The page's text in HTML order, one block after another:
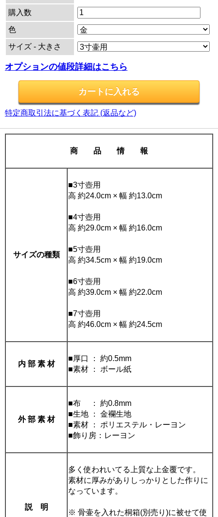
購入数
色
サイズ - 大きさ
オプションの値段詳細はこちら
特定商取引法に基づく表記 (返品など)
商 品 情 報
サイズの種類
■3寸壺用
高 約24.0cm × 幅 約13.0cm
■4寸壺用
高 約29.0cm × 幅 約16.0cm
■5寸壺用
高 約34.5cm × 幅 約19.0cm
■6寸壺用
高 約39.0cm × 幅 約22.0cm
■7寸壺用
高 約46.0cm × 幅 約24.5cm
内 部 素 材
■厚口 ： 約0.5mm
■素材 ： ボール紙
外 部 素 材
■布 ： 約0.8mm
■生地 ： 金襴生地
■素材 ： ポリエステル・レーヨン
■飾り房：レーヨン
説 明
多く使われいてる上質な上金覆です。
素材に厚みがありしっかりとした作りに
なっています。
※ 骨壷を入れた桐箱(別売り)に被せて使